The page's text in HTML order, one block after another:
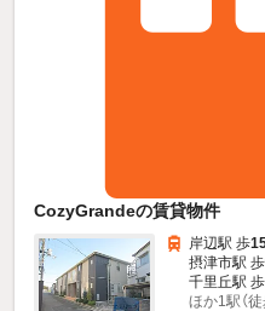
CozyGrandeの賃貸物件
岸辺駅 歩
摂津市駅 歩
千里丘駅 歩
ほか1駅（